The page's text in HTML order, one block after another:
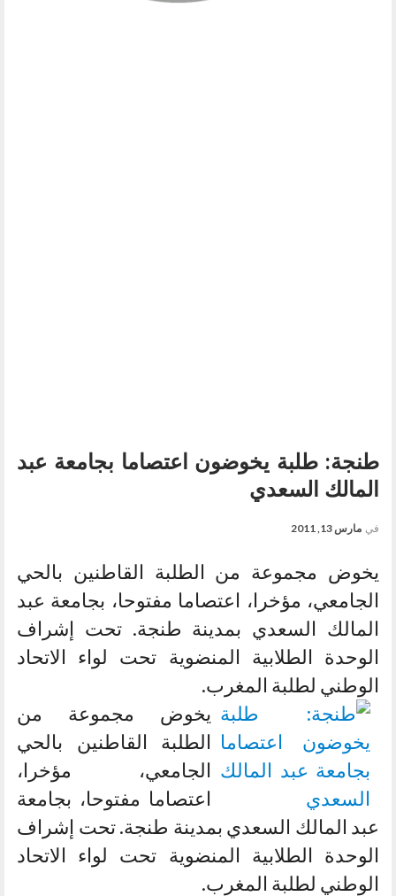
طنجة: طلبة يخوضون اعتصاما بجامعة عبد
المالك السعدي
في مارس 13, 2011
يخوض مجموعة من الطلبة القاطنين بالحي
الجامعي، مؤخرا، اعتصاما مفتوحا، بجامعة عبد
المالك السعدي بمدينة طنجة. تحت إشراف
الوحدة الطلابية المنضوية تحت لواء الاتحاد
الوطني لطلبة المغرب.
يخوض مجموعة من
الطلبة القاطنين بالحي
الجامعي، مؤخرا،
اعتصاما مفتوحا، بجامعة
عبد المالك السعدي بمدينة طنجة. تحت إشراف
الوحدة الطلابية المنضوية تحت لواء الاتحاد
الوطني لطلبة المغرب.